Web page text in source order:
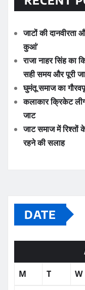
जाटों की दानवीरता
कुआं’
राजा नाहर सिंह का
सही समय और पूरी
घुमंतू समाज का
कलाकार क्रिकेट
जाट
जाट समाज में रिश्तों
रहने की सलाह
DATE
M
T W